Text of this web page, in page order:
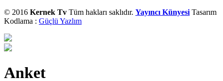
© 2016 Kernek Tv Tüm hakları saklıdır. Yayıncı Künyesi Tasarım
Kodlama : Güçlü Yazlım
Anket